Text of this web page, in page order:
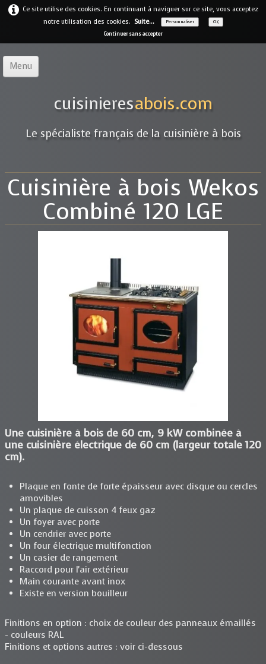
Ce site utilise des cookies. En continuant à naviguer sur ce site, vous acceptez
notre utilisation des cookies. Suite... Personnaliser OK
Continuer sans accepter
Menu
Notre offre▼
Notre entreprise
Galerie▼
Marques ▼
cuisinieresabois.com
Le spécialiste français de la cuisinière à bois
Cuisinière à bois Wekos
Combiné 120 LGE
Une cuisinière à bois de 60 cm, 9 kW combinée à
une cuisinière électrique de 60 cm (largeur totale 120
cm).
Plaque en fonte de forte épaisseur avec disque ou cercles
amovibles
Un plaque de cuisson 4 feux gaz
Un foyer avec porte
Un cendrier avec porte
Un four électrique multifonction
Un casier de rangement
Raccord pour l'air extérieur
Main courante avant inox
Existe en version bouilleur
Finitions en option : choix de couleur des panneaux émaillés
- couleurs RAL
Finitions et options autres : voir ci-dessous